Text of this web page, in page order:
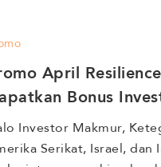
bahwa di balik
dibangun, terdapat […]
April
Bonus
Rp 100 Juta!
Investor Makmur,
Serikat, Israel, dan